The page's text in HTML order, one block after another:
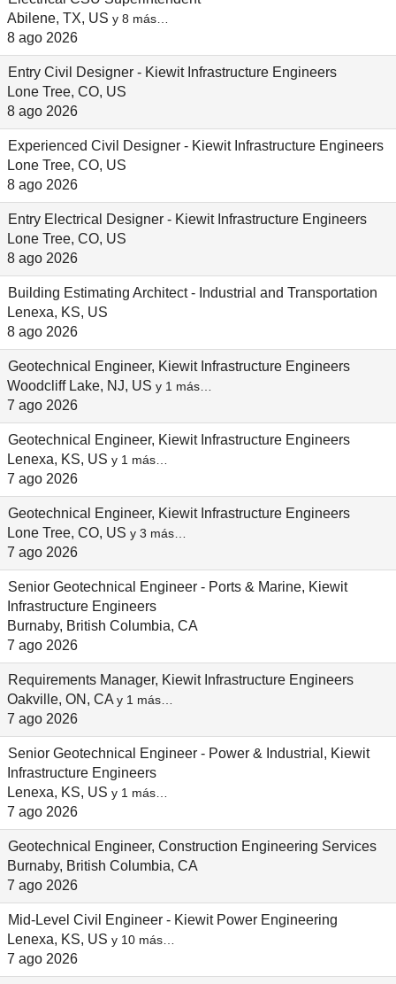
Abilene, TX, US y 8 más…
8 ago 2026
Entry Civil Designer - Kiewit Infrastructure Engineers
Lone Tree, CO, US
8 ago 2026
Experienced Civil Designer - Kiewit Infrastructure Engineers
Lone Tree, CO, US
8 ago 2026
Entry Electrical Designer - Kiewit Infrastructure Engineers
Lone Tree, CO, US
8 ago 2026
Building Estimating Architect - Industrial and Transportation
Lenexa, KS, US
8 ago 2026
Geotechnical Engineer, Kiewit Infrastructure Engineers
Woodcliff Lake, NJ, US y 1 más…
7 ago 2026
Geotechnical Engineer, Kiewit Infrastructure Engineers
Lenexa, KS, US y 1 más…
7 ago 2026
Geotechnical Engineer, Kiewit Infrastructure Engineers
Lone Tree, CO, US y 3 más…
7 ago 2026
Senior Geotechnical Engineer - Ports & Marine, Kiewit
Infrastructure Engineers
Burnaby, British Columbia, CA
7 ago 2026
Requirements Manager, Kiewit Infrastructure Engineers
Oakville, ON, CA y 1 más…
7 ago 2026
Senior Geotechnical Engineer - Power & Industrial, Kiewit
Infrastructure Engineers
Lenexa, KS, US y 1 más…
7 ago 2026
Geotechnical Engineer, Construction Engineering Services
Burnaby, British Columbia, CA
7 ago 2026
Mid-Level Civil Engineer - Kiewit Power Engineering
Lenexa, KS, US y 10 más…
7 ago 2026